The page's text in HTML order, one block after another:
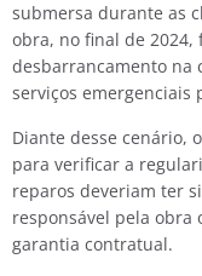
submersa durante as
obra, no final de
desbarrancamento na
serviços emergenciais
Diante desse cenário,
para verificar a
reparos deveriam ter
responsável pela obra
garantia contratual.